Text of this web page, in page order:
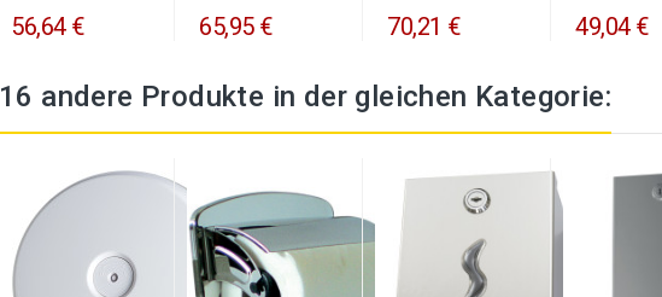
56,64 € 65,95 € 70,21 € 49,04 €
16 andere Produkte in der gleichen Kategorie: